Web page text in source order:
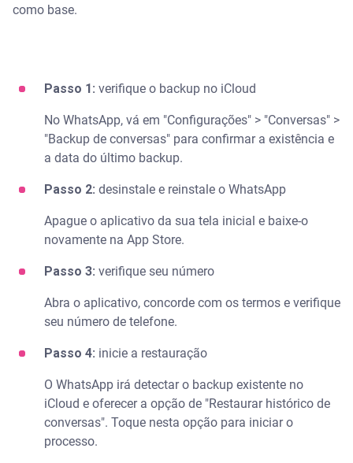
como base.
Passo 1: verifique o backup no iCloud
No WhatsApp, vá em "Configurações" > "Conversas" >
"Backup de conversas" para confirmar a existência e
a data do último backup.
Passo 2: desinstale e reinstale o WhatsApp
Apague o aplicativo da sua tela inicial e baixe-o
novamente na App Store.
Passo 3: verifique seu número
Abra o aplicativo, concorde com os termos e verifique
seu número de telefone.
Passo 4: inicie a restauração
O WhatsApp irá detectar o backup existente no
iCloud e oferecer a opção de "Restaurar histórico de
conversas". Toque nesta opção para iniciar o
processo.